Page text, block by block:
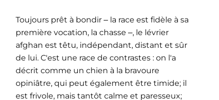
Toujours prêt à bondir ‒ la race est fidèle à sa
première vocation, la chasse ‒, le lévrier
afghan est têtu, indépendant, distant et sûr
de lui. C'est une race de contrastes : on l'a
décrit comme un chien à la bravoure
opiniâtre, qui peut également être timide; il
est frivole, mais tantôt calme et paresseux;